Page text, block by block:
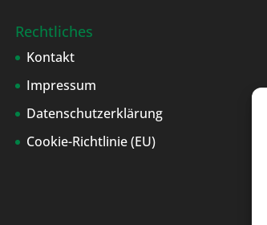
Rechtliches
Kontakt
Impressum
Datenschutzerklärung
Cookie-Richtlinie (EU)